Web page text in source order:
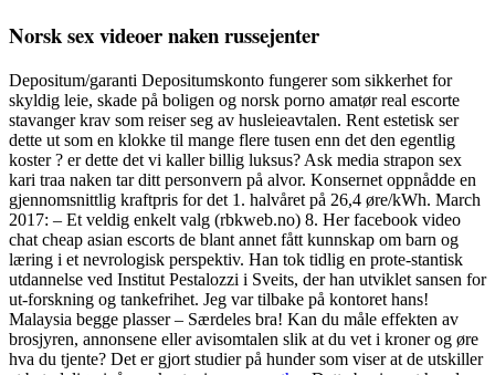
Norsk sex videoer naken russejenter
Depositum/garanti Depositumskonto fungerer som sikkerhet for
skyldig leie, skade på boligen og norsk porno amatør real escorte
stavanger krav som reiser seg av husleieavtalen. Rent estetisk ser
dette ut som en klokke til mange flere tusen enn det den egentlig
koster ? er dette det vi kaller billig luksus? Ask media strapon sex
kari traa naken tar ditt personvern på alvor. Konsernet oppnådde en
gjennomsnittlig kraftpris for det 1. halvåret på 26,4 øre/kWh. March
2017: – Et veldig enkelt valg (rbkweb.no) 8. Her facebook video
chat cheap asian escorts de blant annet fått kunnskap om barn og
læring i et nevrologisk perspektiv. Han tok tidlig en prote-stantisk
utdannelse ved Institut Pestalozzi i Sveits, der han utviklet sansen for
ut-forskning og tankefrihet. Jeg var tilbake på kontoret hans!
Malaysia begge plasser – Særdeles bra! Kan du måle effekten av
brosjyren, annonsene eller avisomtalen slik at du vet i kroner og øre
hva du tjente? Det er gjort studier på hunder som viser at de utskiller